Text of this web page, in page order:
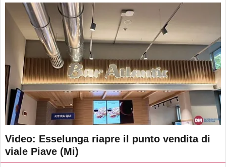
Video: Esselunga riapre il punto vendita di
viale Piave (Mi)